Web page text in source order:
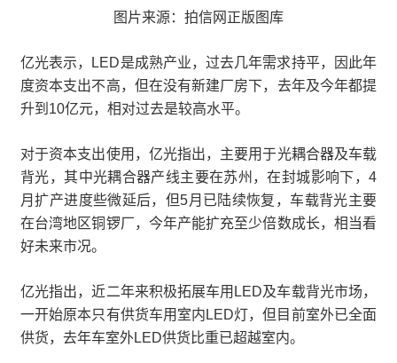
图片来源：拍信网正版图库
亿光表示，LED是成熟产业，过去几年需求持平，因此年
度资本支出不高，但在没有新建厂房下，去年及今年都提
升到10亿元，相对过去是较高水平。
对于资本支出使用，亿光指出，主要用于光耦合器及车载
背光，其中光耦合器产线主要在苏州，在封城影响下，4
月扩产进度些微延后，但5月已陆续恢复，车载背光主要
在台湾地区铜锣厂，今年产能扩充至少倍数成长，相当看
好未来市况。
亿光指出，近二年来积极拓展车用LED及车载背光市场，
一开始原本只有供货车用室内LED灯，但目前室外已全面
供货，去年车室外LED供货比重已超越室内。